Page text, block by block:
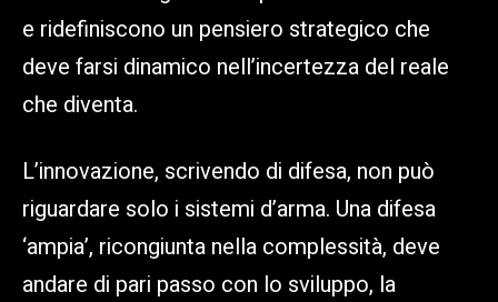
e ridefiniscono un pensiero strategico che
deve farsi dinamico nell’incertezza del reale
che diventa.
L’innovazione, scrivendo di difesa, non può
riguardare solo i sistemi d’arma. Una difesa
‘ampia’, ricongiunta nella complessità, deve
andare di pari passo con lo sviluppo, la